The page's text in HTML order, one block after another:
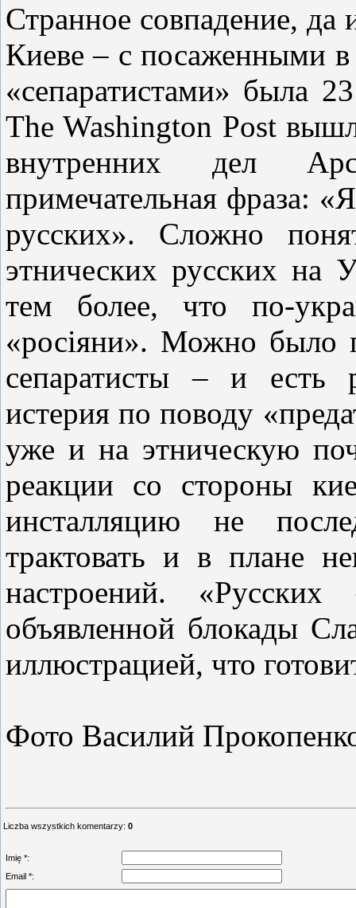
Странное совпадение, да
Киеве – с посаженными
«сепаратистами» была
The Washington Post
внутренних дел
примечательная фраза:
русских». Сложно
этнических русских на
тем более, что по-
«росіяни». Можно было
сепаратисты – и есть
истерия по поводу
уже и на этническую
реакции со стороны
инсталляцию не
трактовать и в плане
настроений.
объявленной блокады
иллюстрацией, что
Фото Василий
Liczba wszystkich komentarzy: 0
Imię *:
Email *: